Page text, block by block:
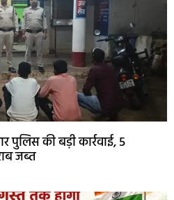
की बड़ी कार्रवाई, 5
जब्त